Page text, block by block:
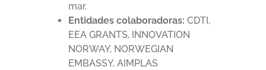
mar.
Entidades colaboradoras: CDTI,
EEA GRANTS, INNOVATION
NORWAY, NORWEGIAN
EMBASSY, AIMPLAS